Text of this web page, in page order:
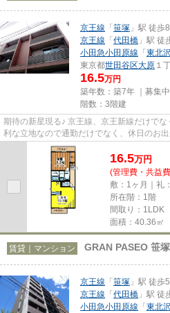
京王線 「笹塚 」駅 徒歩
京王線 「代田橋 」駅 徒
小田急小田原線 「東北沢
東京都世田谷区大原 １
16.5万円
築年数：築7年 ｜募集中
階数：3階建
期待の新星現る♪ 京王線、京王新線だけで
利な立地なので通勤だけでなく、休日のお
新生活の歴史を刻んでいこう(^...
16.5万円
(管理費・共益
敷：1ヶ月｜礼
所在階：1階
間取り：1LDK
面積：40.36㎡
賃貸｜マンション GRAN PASEO 笹塚
京王線 「笹塚 」駅 徒歩
京王線 「代田橋 」駅 徒
小田急小田原線 「東北沢